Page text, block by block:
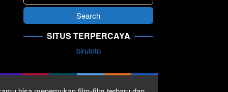
SITUS TERPERCAYA
birutoto